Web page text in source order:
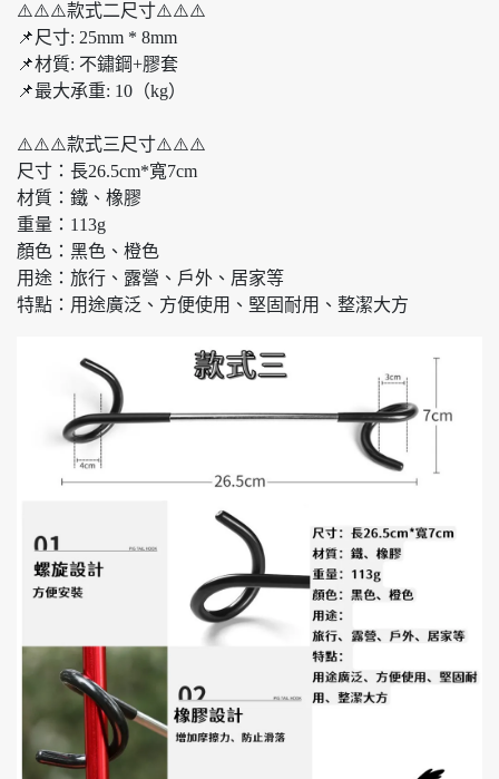
⚠️⚠️⚠️款式二尺寸⚠️⚠️⚠️
📌尺寸: 25mm * 8mm
📌材質: 不鏽鋼+膠套
📌最大承重: 10（kg）
⚠️⚠️⚠️款式三尺寸⚠️⚠️⚠️
尺寸：長26.5cm*寬7cm
材質：鐵、橡膠
重量：113g
顏色：黑色、橙色
用途：旅行、露營、戶外、居家等
特點：用途廣泛、方便使用、堅固耐用、整潔大方